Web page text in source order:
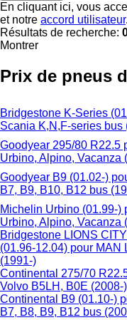
En cliquant ici, vous
et notre accord utilisateur.
Résultats de recherche:
Montrer
Prix de pneus
Bridgestone K-Series
Scania K,N,F-series bus
Goodyear 295/80 R22.5
Urbino, Alpino, Vacanza
Goodyear B9 (01.02-)
B7, B9, B10, B12 bus
Michelin Urbino (01.99-)
Urbino, Alpino, Vacanza
Bridgestone LIONS
(01.96-12.04) pour MAN
(1991-)
Continental 275/70
Volvo B5LH, B0E (2008-)
Continental B9 (01.10-)
B7, B8, B9, B12 bus